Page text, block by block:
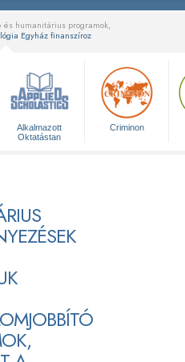
humanitárius programok,
Egyház finanszíroz
Alkalmazott
Oktatástan
Criminon